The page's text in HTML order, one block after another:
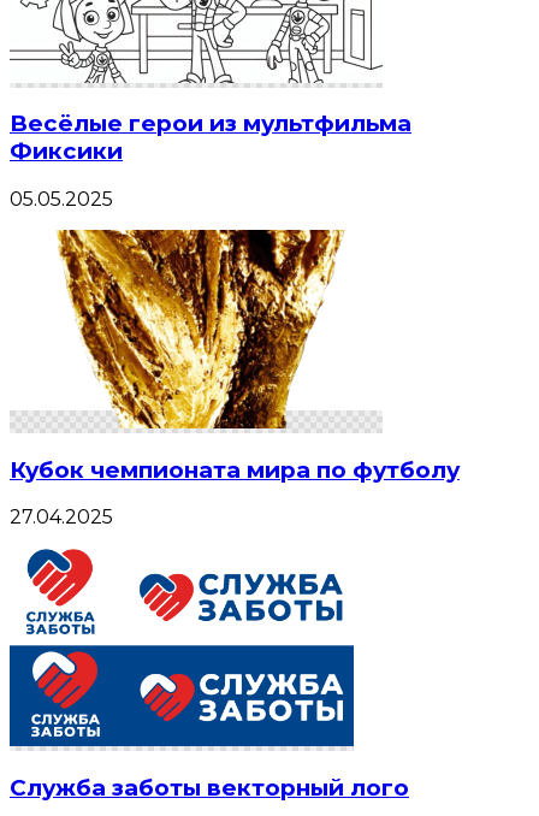
Весёлые герои из мультфильма
Фиксики
05.05.2025
Кубок чемпионата мира по футболу
27.04.2025
Служба заботы векторный лого